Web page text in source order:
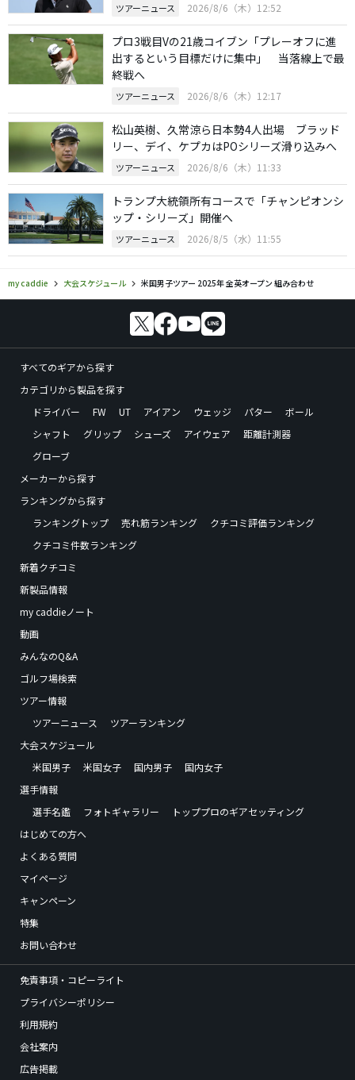
ツアーニュース 2026/8/6（木）12:52
プロ3戦目Vの21歳コイブン「プレーオフに進
出するという目標だけに集中」 当落線上で最
終戦へ
ツアーニュース 2026/8/6（木）12:17
松山英樹、久常涼ら日本勢4人出場 ブラッド
リー、デイ、ケプカはPOシリーズ滑り込みへ
ツアーニュース 2026/8/6（木）11:33
トランプ大統領所有コースで「チャンピオンシ
ップ・シリーズ」開催へ
ツアーニュース 2026/8/5（水）11:55
my caddie 大会スケジュール 米国男子ツアー 2025年 全英オープン 組み合わせ
すべてのギアから探す
カテゴリから製品を探す
ドライバー
FW UT アイアン ウェッジ パター
ボール
シャフト
グリップ シューズ アイウェア
距離計測器
グローブ
メーカーから探す
ランキングから探す
ランキングトップ
売れ筋ランキング
クチコミ評価ランキング
クチコミ件数ランキング
新着クチコミ
新製品情報
my caddieノート
動画
みんなのQ&A
ゴルフ場検索
ツアー情報
ツアーニュース
ツアーランキング
大会スケジュール
米国男子
米国女子 国内男子
国内女子
選手情報
選手名鑑
フォトギャラリー
トッププロのギアセッティング
はじめての方へ
よくある質問
マイページ
キャンペーン
特集
お問い合わせ
免責事項・コピーライト
プライバシーポリシー
利用規約
会社案内
広告掲載